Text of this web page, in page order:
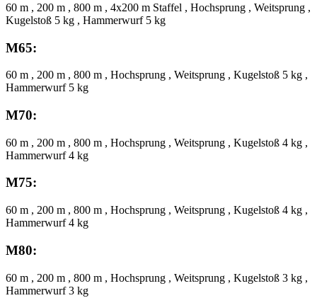
60 m , 200 m , 800 m , 4x200 m Staffel , Hochsprung , Weitsprung ,
Kugelstoß 5 kg , Hammerwurf 5 kg
M65:
60 m , 200 m , 800 m , Hochsprung , Weitsprung , Kugelstoß 5 kg ,
Hammerwurf 5 kg
M70:
60 m , 200 m , 800 m , Hochsprung , Weitsprung , Kugelstoß 4 kg ,
Hammerwurf 4 kg
M75:
60 m , 200 m , 800 m , Hochsprung , Weitsprung , Kugelstoß 4 kg ,
Hammerwurf 4 kg
M80:
60 m , 200 m , 800 m , Hochsprung , Weitsprung , Kugelstoß 3 kg ,
Hammerwurf 3 kg